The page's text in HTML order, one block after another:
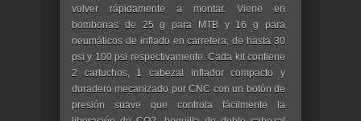
volver rápidamente a montar. Viene en
bombonas de 25 g para MTB y 16 g para
neumáticos de inflado en carretera, de hasta 30
psi y 100 psi respectivamente. Cada kit contiene
2 cartuchos, 1 cabezal inflador compacto y
duradero mecanizado por CNC con un botón de
presión suave que controla fácilmente la